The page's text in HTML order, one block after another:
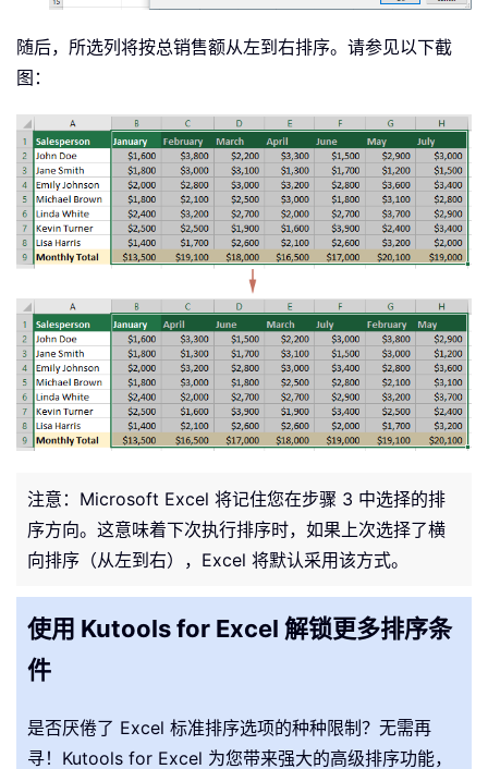
随后，所选列将按总销售额从左到右排序。请参见以下截
图：
注意：Microsoft Excel 将记住您在步骤 3 中选择的排
序方向。这意味着下次执行排序时，如果上次选择了横
向排序（从左到右），Excel 将默认采用该方式。
使用 Kutools for Excel 解锁更多排序条
件
是否厌倦了 Excel 标准排序选项的种种限制？无需再
寻！Kutools for Excel 为您带来强大的高级排序功能，